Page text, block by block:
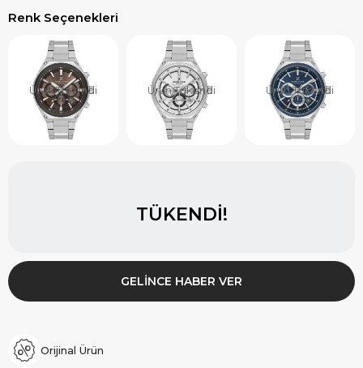
Renk Seçenekleri
Ürün Tükendi Ürün Tükendi Ürün Tükendi
TÜKENDI!
GELINCE HABER VER
Orijinal Ürün